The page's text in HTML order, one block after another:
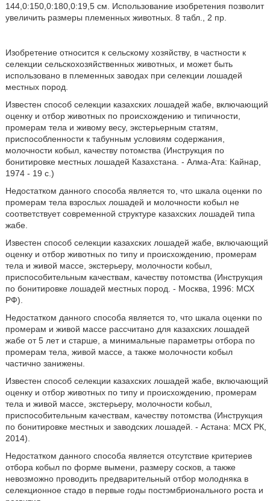
144,0:150,0:180,0:19,5 см. Использование изобретения позволит
увеличить размеры племенных животных. 8 табл., 2 пр.
Изобретение относится к сельскому хозяйству, в частности к
селекции сельскохозяйственных животных, и может быть
использовано в племенных заводах при селекции лошадей
местных пород.
Известен способ селекции казахских лошадей жабе, включающий
оценку и отбор животных по происхождению и типичности,
промерам тела и живому весу, экстерьерным статям,
приспособленности к табунным условиям содержания,
молочности кобыл, качеству потомства (Инструкция по
бонитировке местных лошадей Казахстана. - Алма-Ата: Кайнар,
1974 - 19 с.)
Недостатком данного способа является то, что шкала оценки по
промерам тела взрослых лошадей и молочности кобыл не
соответствует современной структуре казахских лошадей типа
жабе.
Известен способ селекции казахских лошадей жабе, включающий
оценку и отбор животных по типу и происхождению, промерам
тела и живой массе, экстерьеру, молочности кобыл,
приспособительным качествам, качеству потомства (Инструкция
по бонитировке лошадей местных пород. - Москва, 1996: МСХ
РФ).
Недостатком данного способа является то, что шкала оценки по
промерам и живой массе рассчитано для казахских лошадей
жабе от 5 лет и старше, а минимальные параметры отбора по
промерам тела, живой массе, а также молочности кобыл
частично занижены.
Известен способ селекции казахских лошадей жабе, включающий
оценку и отбор животных по типу и происхождению, промерам
тела и живой массе, экстерьеру, молочности кобыл,
приспособительным качествам, качеству потомства (Инструкция
по бонитировке местных и заводских лошадей. - Астана: МСХ РК,
2014).
Недостатком данного способа является отсутствие критериев
отбора кобыл по форме вымени, размеру сосков, а также
невозможно проводить предварительный отбор молодняка в
селекционное стадо в первые годы постэмбрионального роста и